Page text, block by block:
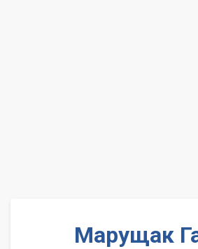
Марущак